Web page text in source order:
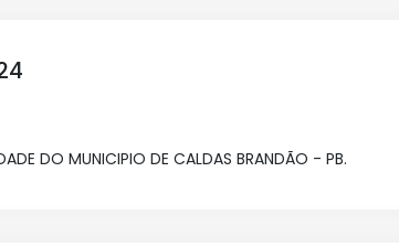
DO MUNICIPIO DE CALDAS BRANDÃO - PB.